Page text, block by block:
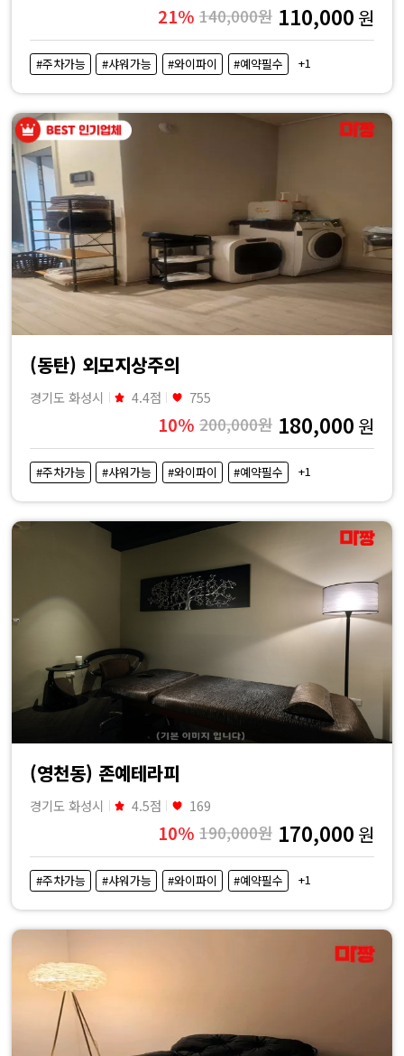
21% 140,000원 110,000 원
#주차가능 #샤워가능 #와이파이 #예약필수 +1
(동탄) 외모지상주의
경기도 화성시 4.4점 755
10% 200,000원 180,000 원
#주차가능 #샤워가능 #와이파이 #예약필수 +1
(영천동) 존예테라피
경기도 화성시 4.5점 169
10% 190,000원 170,000 원
#주차가능 #샤워가능 #와이파이 #예약필수 +1